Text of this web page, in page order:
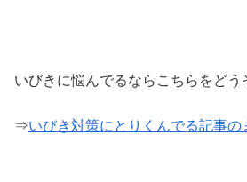
いびきに悩んでるならこちらをどう
⇒いびき対策にとりくんでる記事の